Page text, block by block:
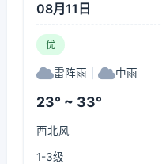
08月11日
优
雷阵雨 中雨
23° ~ 33°
西北风
1-3级